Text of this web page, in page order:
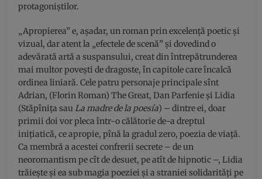
protagoniştilor.
„Apropierea” e, aşadar, un roman prin excelenţă poetic şi
vizual, dar atent la „efectele de scenă” şi dovedind o
adevărată artă a suspansului, creat din întrepătrunderea
mai multor poveşti de dragoste, în capitole care încalcă
ordinea liniară. Cele patru personaje principale sînt
Adrian, (Florin Roman) The Great, Dan Parfenie şi Lidia
(Stăpîniţa sauLa madre de la poesía) – dintre ei, doar
primii doi vor pleca într-o călătorie de-a dreptul
iniţiatică, ce apropie, pînă la gradul zero, poezia de viaţă.
Ca membră a acestei confrerii secrete – de un
neoromantism pe cît de desuet, pe atît de hipnotic –, Lidia
trăieşte şi ea sub magia poeziei şi a straniei solidarităţi pe